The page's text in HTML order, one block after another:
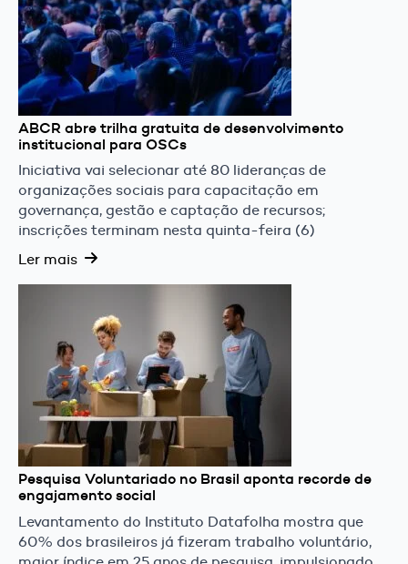
ABCR abre trilha gratuita de desenvolvimento
institucional para OSCs
Iniciativa vai selecionar até 80 lideranças de
organizações sociais para capacitação em
governança, gestão e captação de recursos;
inscrições terminam nesta quinta-feira (6)
Ler mais
Pesquisa Voluntariado no Brasil aponta recorde de
engajamento social
Levantamento do Instituto Datafolha mostra que
60% dos brasileiros já fizeram trabalho voluntário,